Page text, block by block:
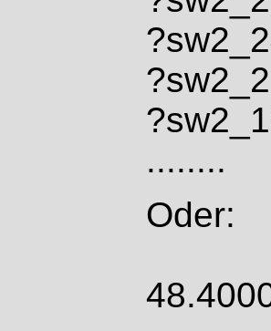
........
Oder: